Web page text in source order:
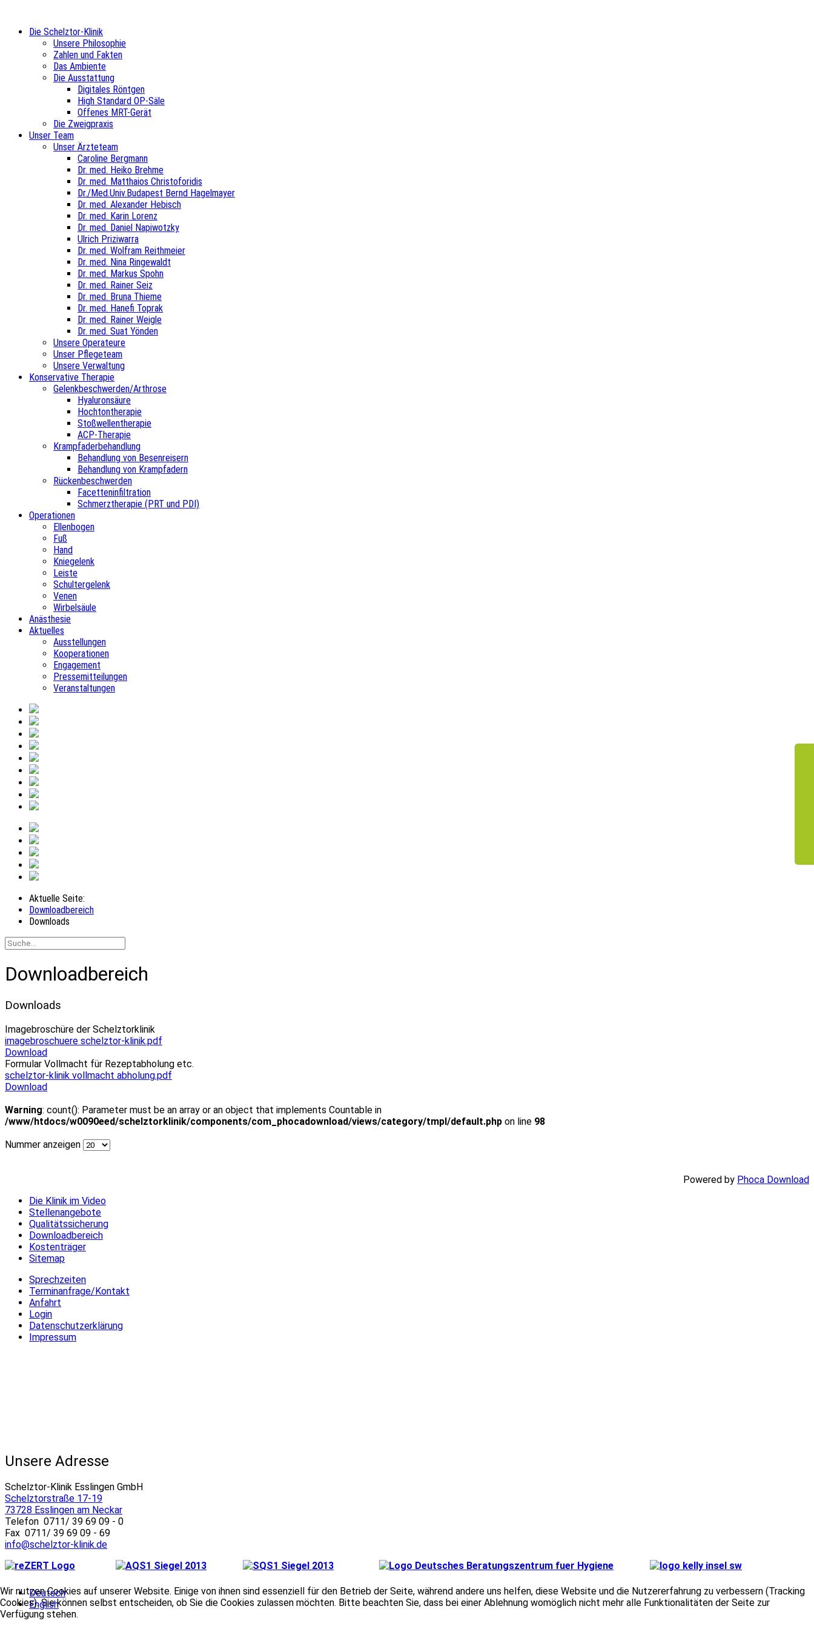
Die Schelztor-Klinik
Unsere Philosophie
Zahlen und Fakten
Das Ambiente
Die Ausstattung
Digitales Röntgen
High Standard OP-Säle
Offenes MRT-Gerät
Die Zweigpraxis
Unser Team
Unser Ärzteteam
Caroline Bergmann
Dr. med. Heiko Brehme
Dr. med. Matthaios Christoforidis
Dr./Med.Univ.Budapest Bernd Hagelmayer
Dr. med. Alexander Hebisch
Dr. med. Karin Lorenz
Dr. med. Daniel Napiwotzky
Ulrich Priziwarra
Dr. med. Wolfram Reithmeier
Dr. med. Nina Ringewaldt
Dr. med. Markus Spohn
Dr. med. Rainer Seiz
Dr. med. Bruna Thieme
Dr. med. Hanefi Toprak
Dr. med. Rainer Weigle
Dr. med. Suat Yönden
Unsere Operateure
Unser Pflegeteam
Unsere Verwaltung
Konservative Therapie
Gelenkbeschwerden/Arthrose
Hyaluronsäure
Hochtontherapie
Stoßwellentherapie
ACP-Therapie
Krampfaderbehandlung
Behandlung von Besenreisern
Behandlung von Krampfadern
Rückenbeschwerden
Facetteninfiltration
Schmerztherapie (PRT und PDI)
Operationen
Ellenbogen
Fuß
Hand
Kniegelenk
Leiste
Schultergelenk
Venen
Wirbelsäule
Anästhesie
Aktuelles
Ausstellungen
Kooperationen
Engagement
Pressemitteilungen
Veranstaltungen
Aktuelle Seite:
Downloadbereich
Downloads
Downloadbereich
Downloads
Imagebroschüre der Schelztorklinik
imagebroschuere schelztor-klinik.pdf
Download
Formular Vollmacht für Rezeptabholung etc.
schelztor-klinik vollmacht abholung.pdf
Download
Warning: count(): Parameter must be an array or an object that implements Countable in
/www/htdocs/w0090eed/schelztorklinik/components/com_phocadownload/views/category/tmpl/default.php on line 98
Nummer anzeigen
Powered by Phoca Download
Die Klinik im Video
Stellenangebote
Qualitätssicherung
Downloadbereich
Kostenträger
Sitemap
Sprechzeiten
Terminanfrage/Kontakt
Anfahrt
Login
Datenschutzerklärung
Impressum
Unsere Adresse
Schelztor-Klinik Esslingen GmbH
Schelztorstraße 17-19
73728 Esslingen am Neckar
Telefon 0711/ 39 69 09 - 0
Fax 0711/ 39 69 09 - 69
info@schelztor-klinik.de
Deutsch
English
Wir nutzen Cookies auf unserer Website. Einige von ihnen sind essenziell für den Betrieb der Seite, während andere uns helfen, diese Website und die Nutzererfahrung zu verbessern (Tracking
Cookies). Sie können selbst entscheiden, ob Sie die Cookies zulassen möchten. Bitte beachten Sie, dass bei einer Ablehnung womöglich nicht mehr alle Funktionalitäten der Seite zur
Verfügung stehen.